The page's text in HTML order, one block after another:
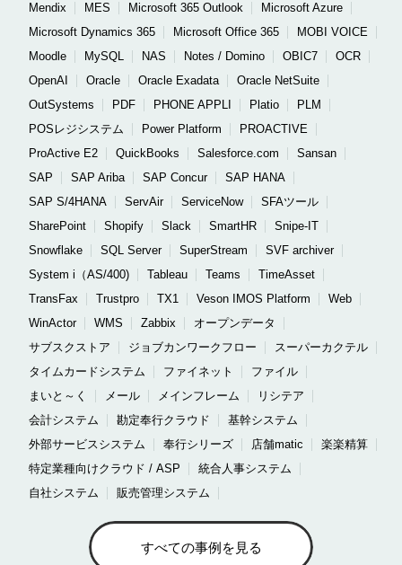
Mendix
MES Microsoft 365 Outlook
Microsoft Azure
Microsoft Dynamics 365
Microsoft Office 365
MOBI VOICE
Moodle
MySQL NAS Notes / Domino OBIC7
OCR
OpenAI
Oracle Oracle Exadata
Oracle NetSuite
OutSystems
PDF PHONE APPLI Platio
PLM
POSレジシステム
Power Platform
PROACTIVE
ProActive E2
QuickBooks Salesforce.com
Sansan
SAP
SAP Ariba SAP Concur
SAP HANA
SAP S/4HANA
ServAir ServiceNow
SFAツール
SharePoint
Shopify Slack SmartHR
Snipe-IT
Snowflake
SQL Server SuperStream
SVF archiver
System i（AS/400)
Tableau Teams
TimeAsset
TransFax
Trustpro TX1 Veson IMOS Platform
Web
WinActor
WMS Zabbix
オープンデータ
サブスクストア
ジョブカンワークフロー
スーパーカクテル
タイムカードシステム
ファイネット
ファイル
まいと～く
メール メインフレーム
リシテア
会計システム
勘定奉行クラウド
基幹システム
外部サービスシステム
奉行シリーズ 店舗matic
楽楽精算
特定業種向けクラウド / ASP
統合人事システム
自社システム
販売管理システム
すべての事例を見る